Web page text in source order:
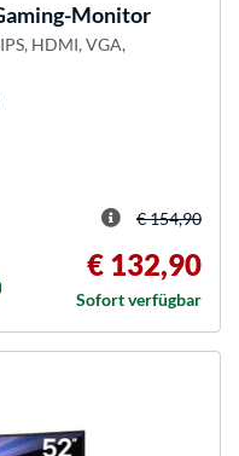
Monitor
HDMI, VGA,
€ 154,90
€ 132,90
Sofort verfügbar